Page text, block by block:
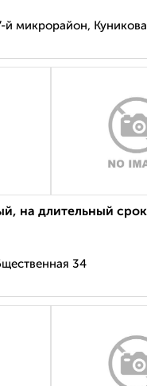
микрорайон,
на длительный
34